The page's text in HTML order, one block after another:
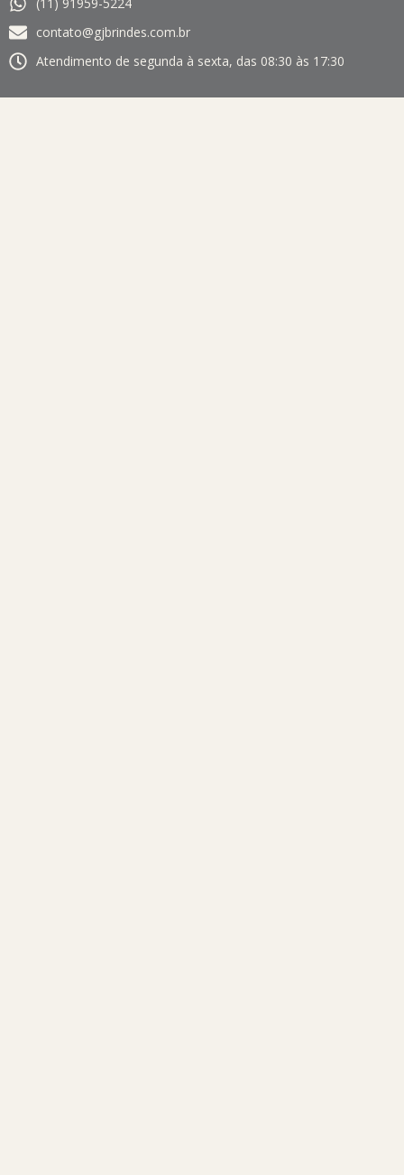
(11) 91959-5224
contato@gjbrindes.com.br
Atendimento de segunda à sexta, das 08:30 às 17:30